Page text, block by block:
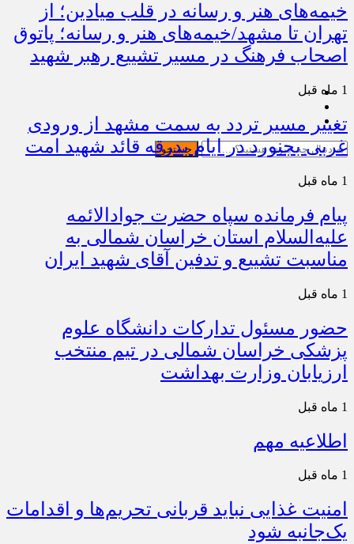
خیمه‌های هنر و رسانه در قلب میادین؛ از
تهران تا مشهد/خیمه‌های هنر و رسانه؛ پاتوق
اصحاب فرهنگ در مسیر تشییع رهبر شهید
1 ماه قبل
تغییر مسیر تردد به سمت مشهد از ورودی
غربی بجنورد در ایام بدرقه قائد شهید امت
1 ماه قبل
پیام فرمانده سپاه حضرت جوادالائمه
علیه‌السلام استان خراسان شمالی به
مناسبت تشییع و تدفین آقای شهید ایران
1 ماه قبل
حضور مسئول تدارکات دانشگاه علوم
پزشکی خراسان شمالی در تیم منتخب
ارزیابان وزارت بهداشت
1 ماه قبل
اطلاعیه مهم
1 ماه قبل
امنیت غذایی نباید قربانی تحریم‌ها و اقدامات
یک‌جانبه شود
جستجو